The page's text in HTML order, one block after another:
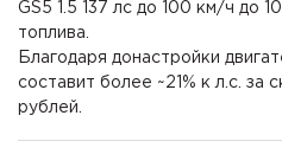
GS5 1.5 137 лс до 100 км/ч до
топлива.
Благодаря донастройки
составит более ~21% к л.с.
рублей.